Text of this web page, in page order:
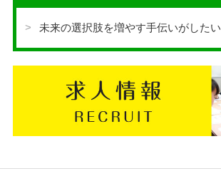
未来の選択肢を増やす手伝いがしたい